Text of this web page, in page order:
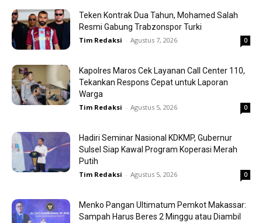
Teken Kontrak Dua Tahun, Mohamed Salah
Resmi Gabung Trabzonspor Turki
Tim Redaksi - Agustus 7, 2026 0
Kapolres Maros Cek Layanan Call Center 110,
Tekankan Respons Cepat untuk Laporan
Warga
Tim Redaksi - Agustus 5, 2026 0
Hadiri Seminar Nasional KDKMP, Gubernur
Sulsel Siap Kawal Program Koperasi Merah
Putih
Tim Redaksi - Agustus 5, 2026 0
Menko Pangan Ultimatum Pemkot Makassar:
Sampah Harus Beres 2 Minggu atau Diambil